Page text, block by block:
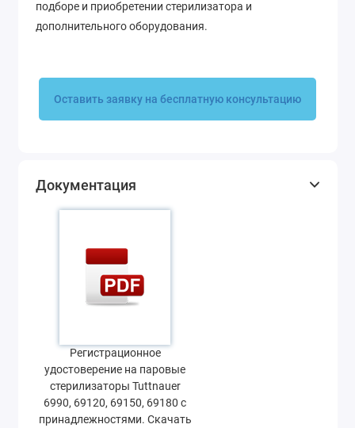
подборе и приобретении стерилизатора и
дополнительного оборудования.
Оставить заявку на бесплатную консультацию
Документация
Регистрационное
удостоверение на паровые
стерилизаторы Tuttnauer
6990, 69120, 69150, 69180 с
принадлежностями. Скачать